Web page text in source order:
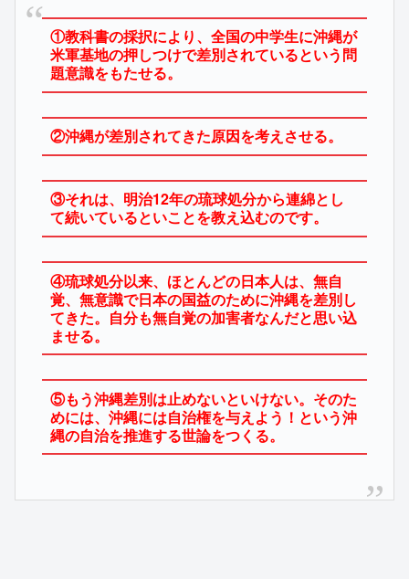
①教科書の採択により、全国の中学生に沖縄が
米軍基地の押しつけで差別されているという問
題意識をもたせる。
②沖縄が差別されてきた原因を考えさせる。
③それは、明治12年の琉球処分から連綿とし
て続いているといことを教え込むのです。
④琉球処分以来、ほとんどの日本人は、無自
覚、無意識で日本の国益のために沖縄を差別し
てきた。自分も無自覚の加害者なんだと思い込
ませる。
⑤もう沖縄差別は止めないといけない。そのた
めには、沖縄には自治権を与えよう！という沖
縄の自治を推進する世論をつくる。